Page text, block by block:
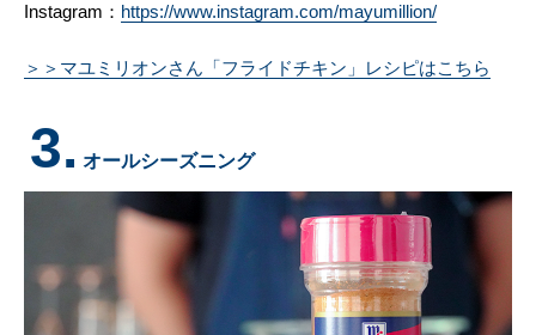
Instagram： https://www.instagram.com/mayumillion/
＞＞マユミリオンさん「フライドチキン」レシピはこちら
3. オールシーズニング